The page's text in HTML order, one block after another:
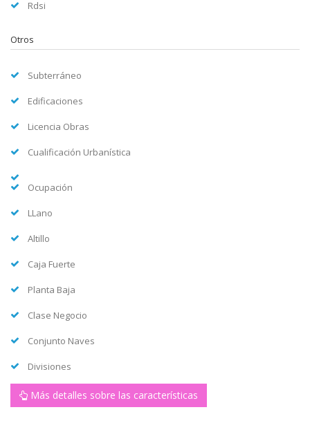
Rdsi
Otros
Subterráneo
Edificaciones
Licencia Obras
Cualificación Urbanística
Ocupación
LLano
Altillo
Caja Fuerte
Planta Baja
Clase Negocio
Conjunto Naves
Divisiones
Más detalles sobre las características